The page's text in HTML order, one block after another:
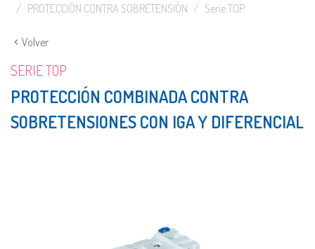
PROTECCIÓN CONTRA SOBRETENSIÓN
Serie TOP
Volver
SERIE TOP
PROTECCIÓN COMBINADA CONTRA
SOBRETENSIONES CON IGA Y DIFERENCIAL